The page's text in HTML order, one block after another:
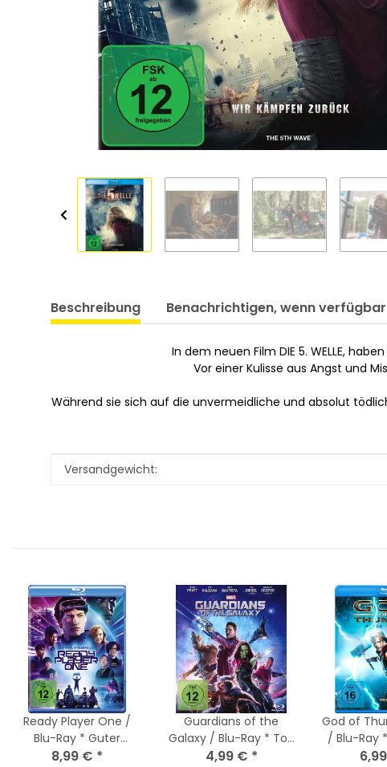
Beschreibung Benachrichtigen, wenn verfügbar
In dem neuen Film DIE 5. WELLE,
Vor einer Kulisse aus Angst und
Während sie sich auf die unvermeidliche und absolut
Produkteigenschaft
Wert
Versandgewicht:
Ready Player One /
Blu-Ray * Guter
Zustand
8,99 € *
Guardians of the
Galaxy / Blu-Ray * Top
Zustand
4,99 € *
God of
/ Blu-Ray